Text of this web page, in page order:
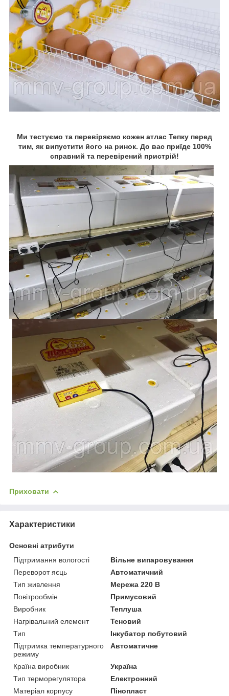
Ми тестуємо та перевіряємо кожен атлас Тепку перед
тим, як випустити його на ринок. До вас приїде 100%
справний та перевірений пристрій!
Приховати
Характеристики
Основні атрибути
Підтримання вологості
Вільне випаровування
Переворот яєць
Автоматичний
Тип живлення
Мережа 220 В
Повітрообмін
Примусовий
Виробник
Теплуша
Нагрівальний елемент
Теновий
Тип
Інкубатор побутовий
Підтримка температурного
режиму
Автоматичне
Країна виробник
Україна
Тип терморегулятора
Електронний
Матеріал корпусу
Пінопласт